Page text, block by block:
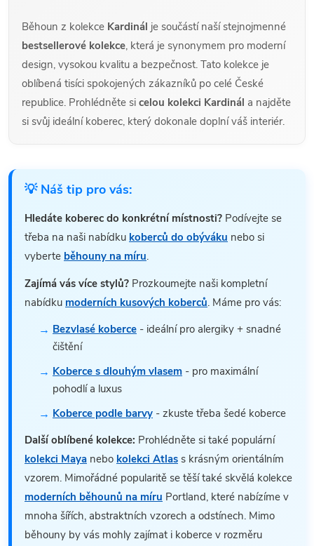
Běhoun z kolekce Kardinál je součástí naší stejnojmenné
bestsellerové kolekce, která je synonymem pro moderní
design, vysokou kvalitu a bezpečnost. Tato kolekce je
oblíbená tisíci spokojených zákazníků po celé České
republice. Prohlédněte si celou kolekci Kardinál a najděte
si svůj ideální koberec, který dokonale doplní váš interiér.
💡 Náš tip pro vás:
Hledáte koberec do konkrétní místnosti? Podívejte se
třeba na naši nabídku koberců do obýváku nebo si
vyberte běhouny na míru.
Zajímá vás více stylů? Prozkoumejte naši kompletní
nabídku moderních kusových koberců. Máme pro vás:
Bezvlasé koberce - ideální pro alergiky + snadné
čištění
Koberce s dlouhým vlasem - pro maximální
pohodlí a luxus
Koberce podle barvy - zkuste třeba šedé koberce
Další oblíbené kolekce: Prohlédněte si také populární
kolekci Maya nebo kolekci Atlas s krásným orientálním
vzorem. Mimořádné popularitě se těší také skvělá kolekce
moderních běhounů na míru Portland, které nabízíme v
mnoha šířích, abstraktních vzorech a odstínech. Mimo
běhouny by vás mohly zajímat i koberce v rozměru